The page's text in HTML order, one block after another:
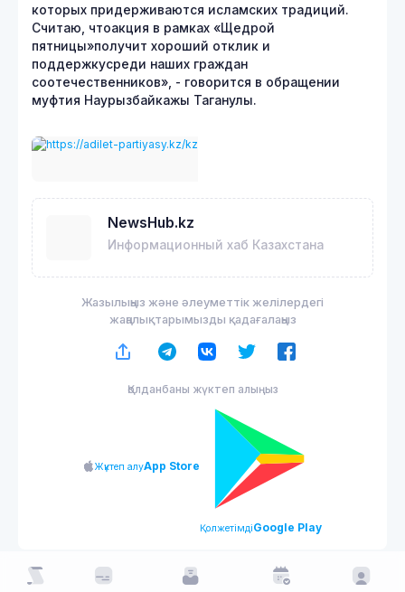
которых придерживаются исламских традиций.
Считаю, чтоакция в рамках «Щедрой
пятницы»получит хороший отклик и
поддержкусреди наших граждан
соотечественников», - говорится в обращении
муфтия Наурызбайкажы Таганулы.
NewsHub.kz
Информационный хаб Казахстана
Жазылыңыз және әлеуметтік желілердегі
жаңалықтарымызды қадағалаңыз
Қолданбаны жүктеп алыңыз
Жүктеп алуApp Store
ҚолжетімдіGoogle Play